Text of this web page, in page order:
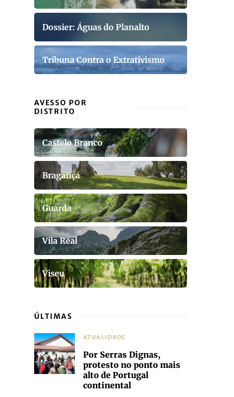
Dossier: Águas do Planalto
Tribuna Contra o Extrativismo
AVESSO POR
DISTRITO
Castelo Branco
Bragança
Guarda
Vila Real
Viseu
ÚLTIMAS
ATUALIDADE
Por Serras Dignas,
protesto no ponto mais
alto de Portugal
continental